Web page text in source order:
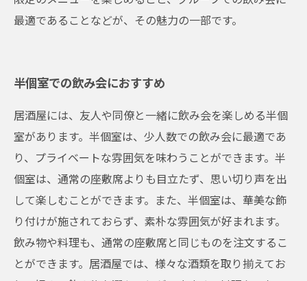
最適であることなどが、その魅力の一部です。
半個室での飲み会におすすめ
居酒屋には、友人や同僚と一緒に飲み会を楽しめる半個
室があります。半個室は、少人数での飲み会に最適であ
り、プライベートな雰囲気を味わうことができます。半
個室は、通常の座敷席よりも目立たず、思い切り声を出
して楽しむことができます。また、半個室は、華美な飾
り付けが施されておらず、素朴な雰囲気が好まれます。
飲み物や料理も、通常の座敷席と同じものを注文するこ
とができます。居酒屋では、様々な酒類を取り揃えてお